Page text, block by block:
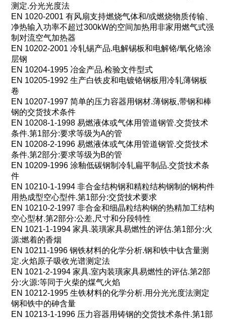
测定.分光光度法
EN 1020-2001有风扇支持燃烧气体和/或燃烧物质传输、
净热输入功率不超过300kW的空间加热用非家用燃气式强
制对流空气加热器
EN 10202-2001冷轧锡产品.电解锡板和电解铬/氧化铬涂
层钢
EN 10204-1995 冶金产品.检验文件型式
EN 10205-1992生产白铁皮和电镀铬钢板用冷轧薄钢板
卷
EN 10207-1997简单的压力容器用钢材.薄钢板,带钢和棒
钢的交货技术条件
EN 10208-1-1998易燃液体或气体用管道钢管.交货技术
条件.第1部分:要求等级为A的管
EN 10208-2-1996易燃液体或气体用管道钢管.交货技术
条件.第2部分:要求等级为B的管
EN 10209-1996涂釉低碳钢制冷轧扁平制品.交货技术条
件
EN 10210-1-1994非合金结构钢和精粒结构钢制的钢构件
用热成型空心型件.第1部分:交货技术要求
EN 10210-2-1997非合金和细晶粒结构钢的热精加工结构
空心型材.第2部分:公差,尺寸和分段特性
EN 1021-1-1994家具.装璜家具易燃性的评估.第1部分:火
源:燃着的香烟
EN 10211-1996钢铁材料的化学分析.钢和铁中钛含量测
定.火焰原子吸收光谱测定法
EN 1021-2-1994家具.室内装璜家具易燃性的评估.第2部
分:火源:等同于火柴的煤气火焰
EN 10212-1995生铁材料的化学分析.用分光光度法测定
钢和铁中的砷含量
EN 10213-1-1996 压力容器用铸钢的交货技术条件.第1部